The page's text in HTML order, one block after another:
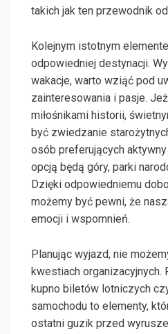
takich jak ten przewodnik od
Kolejnym istotnym
odpowiedniej destynacji.
wakacje, warto wziąć pod
zainteresowania i pasje.
miłośnikami historii,
być zwiedzanie
osób preferujących
opcją będą góry, parki
Dzięki odpowiedniemu
możemy być pewni, że
emocji i wspomnień.
Planując wyjazd, nie
kwestiach organizacyjnych.
kupno biletów lotniczych
samochodu to elementy,
ostatni guzik przed